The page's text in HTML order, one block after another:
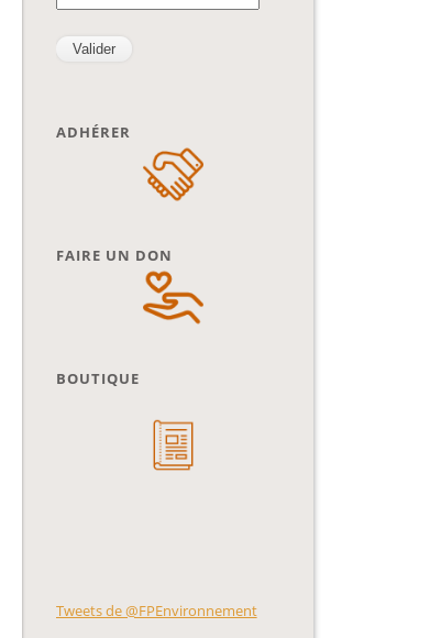
ADHÉRER
FAIRE UN DON
BOUTIQUE
Tweets de @FPEnvironnement